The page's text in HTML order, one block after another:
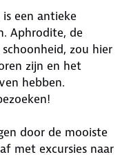
een antieke
Aphrodite, de
zou hier
zijn en het
hebben.
door de mooiste
met excursies naar